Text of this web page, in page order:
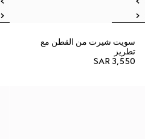
سويت شيرت من القطن مع
تطريز
SAR 3,550